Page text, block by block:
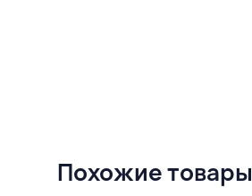
Похожие товары